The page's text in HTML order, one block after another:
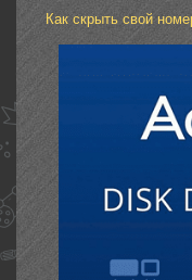
Как скрыть свой